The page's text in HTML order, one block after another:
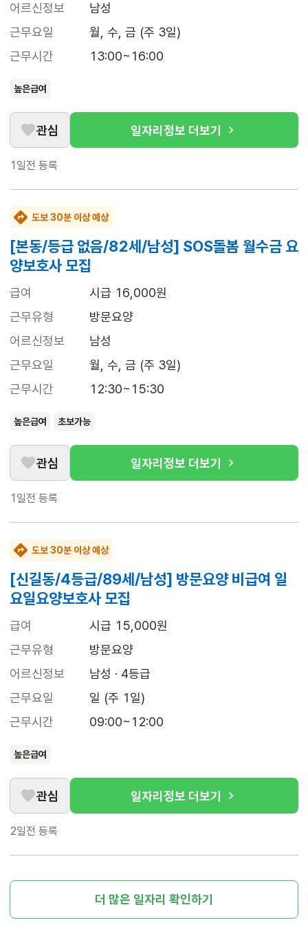
어르신정보
남성
근무요일
월, 수, 금 (주 3일)
근무시간
13:00~16:00
높은급여
관심 일자리정보 더보기
1일전 등록
도보 30분 이상 예상
[본동/등급 없음/82세/남성] SOS돌봄 월수금 요
양보호사 모집
급여
시급 16,000원
근무유형
방문요양
어르신정보
남성
근무요일
월, 수, 금 (주 3일)
근무시간
12:30~15:30
높은급여 초보가능
관심 일자리정보 더보기
1일전 등록
도보 30분 이상 예상
[신길동/4등급/89세/남성] 방문요양 비급여 일
요일요양보호사 모집
급여
시급 15,000원
근무유형
방문요양
어르신정보
남성 · 4등급
근무요일
일 (주 1일)
근무시간
09:00~12:00
높은급여
관심 일자리정보 더보기
2일전 등록
더 많은 일자리 확인하기